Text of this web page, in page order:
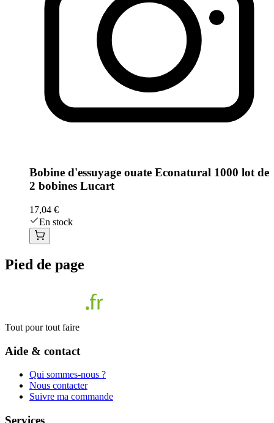
Bobine d'essuyage ouate Econatural 1000 lot de
2 bobines Lucart
17,04 €
En stock
Pied de page
Tout pour tout faire
Aide & contact
Qui sommes-nous ?
Nous contacter
Suivre ma commande
Services